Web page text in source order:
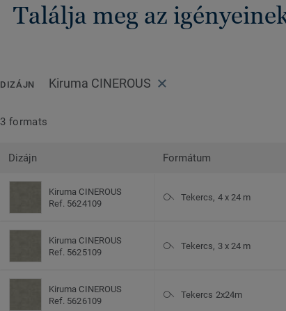
Találja meg az
DIZÁJN Kiruma CINEROUS
3 formats
Dizájn Formátum
Kiruma CINEROUS
Ref. 5624109
Tekercs, 4 x 24 m
Kiruma CINEROUS
Ref. 5625109
Tekercs, 3 x 24 m
Kiruma CINEROUS
Ref. 5626109
Tekercs 2x24m